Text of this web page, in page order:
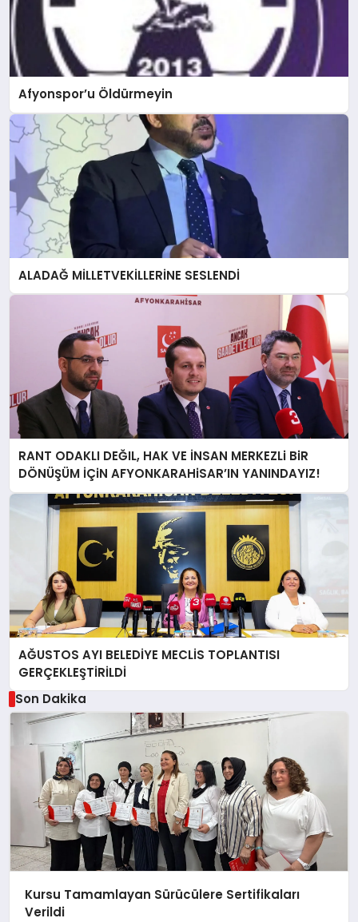
Afyonspor’u Öldürmeyin
ALADAĞ MİLLETVEKİLLERİNE SESLENDİ
RANT ODAKLI DEĞIL, HAK VE İNSAN MERKEZLi BiR
DÖNÜŞÜM İÇiN AFYONKARAHiSAR’IN YANINDAYIZ!
AĞUSTOS AYI BELEDİYE MECLİS TOPLANTISI
GERÇEKLEŞTİRİLDİ
Son Dakika
Kursu Tamamlayan Sürücülere Sertifikaları
Verildi